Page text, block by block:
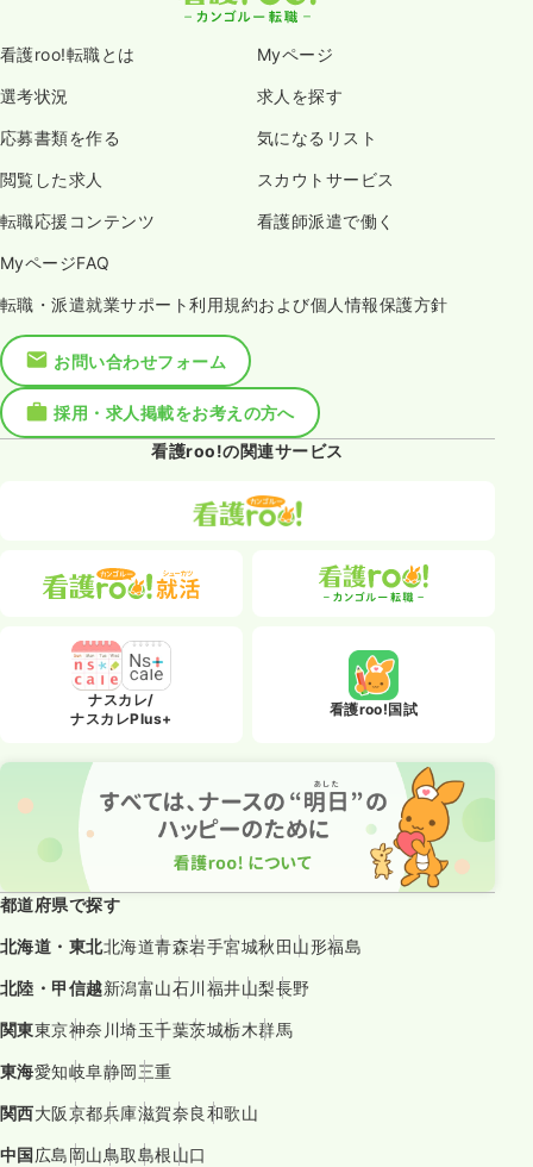
看護roo!転職とは Myページ
選考状況 求人を探す
応募書類を作る 気になるリスト
閲覧した求人 スカウトサービス
転職応援コンテンツ 看護師派遣で働く
MyページFAQ
転職・派遣就業サポート利用規約および個人情報保護方針
お問い合わせフォーム
採用・求人掲載をお考えの方へ
看護roo!の関連サービス
ナスカレ/
ナスカレPlus+
看護roo!国試
都道府県で探す
北海道・東北北海道青森岩手宮城秋田山形福島
北陸・甲信越新潟富山石川福井山梨長野
関東東京神奈川埼玉千葉茨城栃木群馬
東海愛知岐阜静岡三重
関西大阪京都兵庫滋賀奈良和歌山
中国広島岡山鳥取島根山口